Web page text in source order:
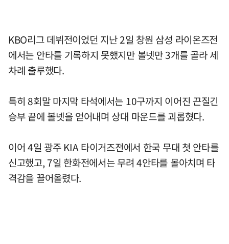
KBO리그 데뷔전이었던 지난 2일 창원 삼성 라이온즈전
에서는 안타를 기록하지 못했지만 볼넷만 3개를 골라 세
차례 출루했다.
특히 8회말 마지막 타석에서는 10구까지 이어진 끈질긴
승부 끝에 볼넷을 얻어내며 상대 마운드를 괴롭혔다.
이어 4일 광주 KIA 타이거즈전에서 한국 무대 첫 안타를
신고했고, 7일 한화전에서는 무려 4안타를 몰아치며 타
격감을 끌어올렸다.